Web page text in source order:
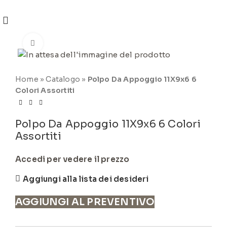
Home »Catalogo » Polpo Da Appoggio 11X9x6 6
Colori Assortiti
Polpo Da Appoggio 11X9x6 6 Colori
Assortiti
Accedi per vedere il prezzo
Aggiungi alla lista dei desideri
AGGIUNGI AL PREVENTIVO